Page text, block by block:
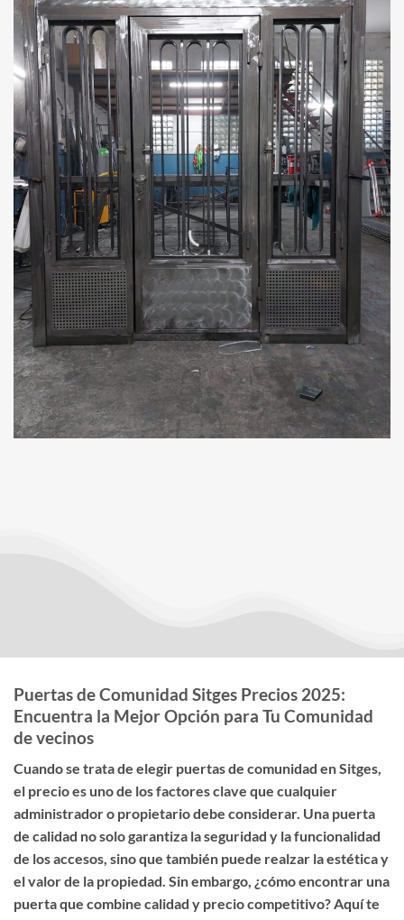
Puertas de Comunidad Sitges Precios 2025:
Encuentra la Mejor Opción para Tu Comunidad
de vecinos
Cuando se trata de elegir puertas de comunidad en Sitges,
el precioes uno de los factores clave que cualquier
administrador o propietario debe considerar. Una puerta
de calidad no solo garantiza la seguridad y la funcionalidad
de los accesos, sino que también puede realzar la estética y
el valor de la propiedad. Sin embargo, ¿cómo encontrar una
puerta que combine calidad y precio competitivo? Aquí te